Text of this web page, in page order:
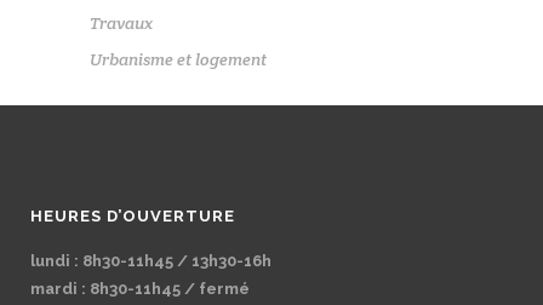
Travaux
Urbanisme et logement
HEURES D’OUVERTURE
lundi : 8h30-11h45 / 13h30-16h
mardi : 8h30-11h45 / fermé